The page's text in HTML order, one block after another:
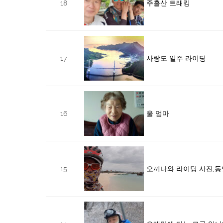
18 주흘산 트래킹
17 사랑도 일주 라이딩
16 울 엄마
15 오끼나와 라이딩 사진,